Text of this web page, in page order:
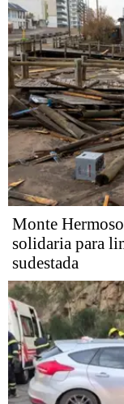
Monte
solidaria para
sudestada